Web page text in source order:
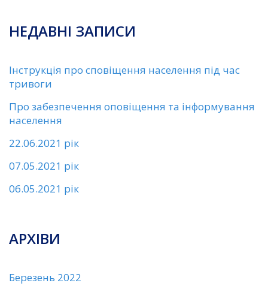
НЕДАВНІ ЗАПИСИ
Інструкція про сповіщення населення під час
тривоги
Про забезпечення оповіщення та інформування
населення
22.06.2021 рік
07.05.2021 рік
06.05.2021 рік
АРХІВИ
Березень 2022